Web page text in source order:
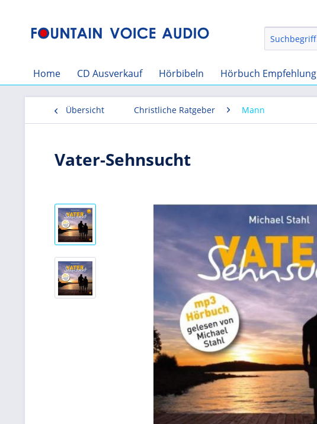
Home CD Ausverkauf Hörbibeln Hörbuch Empfehlung
Übersicht Christliche Ratgeber Mann
Vater-Sehnsucht